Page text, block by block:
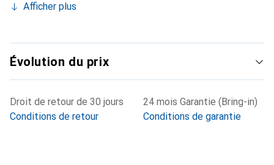
Afficher plus
Évolution du prix
Droit de retour de 30 jours
Conditions de retour
24 mois Garantie (Bring-in)
Conditions de garantie